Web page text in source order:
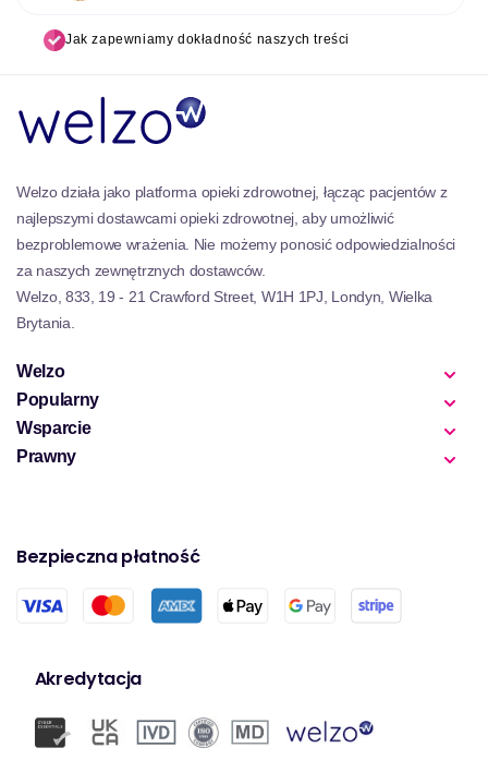
Jak zapewniamy dokładność naszych treści
Welzo działa jako platforma opieki zdrowotnej, łącząc pacjentów z
najlepszymi dostawcami opieki zdrowotnej, aby umożliwić
bezproblemowe wrażenia. Nie możemy ponosić odpowiedzialności
za naszych zewnętrznych dostawców.
Welzo, 833, 19 - 21 Crawford Street, W1H 1PJ, Londyn, Wielka
Brytania.
Welzo
Popularny
Wsparcie
Prawny
Bezpieczna płatność
Akredytacja